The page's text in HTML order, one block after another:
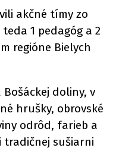
akčné tímy zo
1 pedagóg a 2
regióne Bielych
doliny, v
hrušky, obrovské
odrôd, farieb a
tradičnej sušiarni